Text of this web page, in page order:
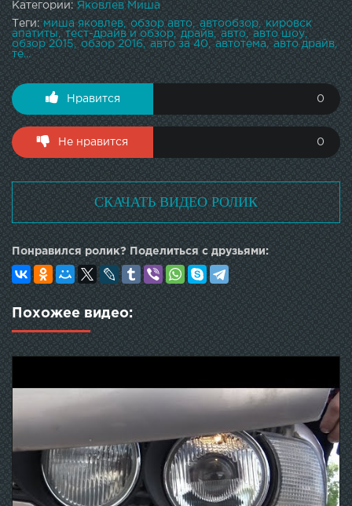
Категории:Яковлев Миша
Теги:миша яковлев обзор авто автообзор
кировск
апатиты
тест-драйв и обзор драйв авто
авто шоу
обзор 2015
обзор 2016 авто за 40 автотема
авто драйв
те...
Нравится 0
Не нравится 0
СКАЧАТЬ ВИДЕО РОЛИК
Понравился ролик? Поделиться с друзьями:
Похожее видео: